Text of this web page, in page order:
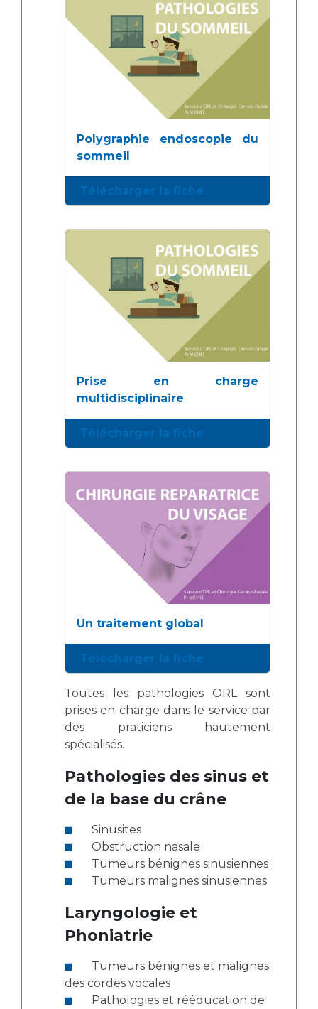
Polygraphie endoscopie du
sommeil
Télécharger la fiche
Prise en charge
multidisciplinaire
Télécharger la fiche
Un traitement global
Télécharger la fiche
Toutes les pathologies ORL sont
prises en charge dans le service par
des praticiens hautement
spécialisés.
Pathologies des sinus et
de la base du crâne
Sinusites
Obstruction nasale
Tumeurs bénignes sinusiennes
Tumeurs malignes sinusiennes
Laryngologie et
Phoniatrie
des cordes vocales